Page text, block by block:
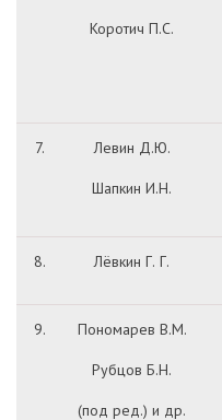
Коротич П.С.
7. Левин Д.Ю.
Шапкин И.Н.
8. Лёвкин Г. Г.
9. Пономарев В.М.
Рубцов Б.Н.
(под ред.) и др.